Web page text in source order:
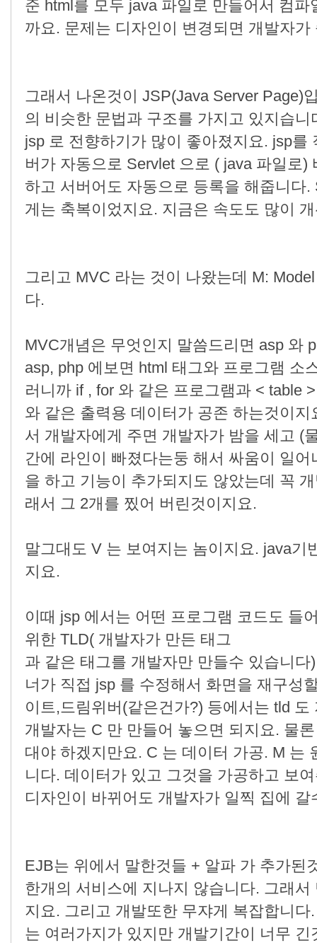
준 html를 모두 java 파일로 만들어서 컴
까요. 문제는 디자인이 변경되면 개발자가
그래서 나온것이 JSP(Java Server Page)
의 비슷한 문법과 구조를 가지고 있지습
jsp 로 전향하기가 많이 좋아졌지요. jsp를
버가 자동으로 Servlet 으로 ( java 파일로)
하고 서버어도 자동으로 등록을 해줍니다
게는 축복이었지요. 지금은 속도도 많이
그리고 MVC 라는 것이 나왔는데 M:
다.
MVC개념은 무엇인지 말씀드리면 asp 와
asp, php 에보면 html 태그와 프로그램 소
러니까 if , for 와 같은 프로그램과 < table
와 같은 출력용 데이터가 공존 하는것이
서 개발자에게 주면 개발자가 밤을 세고 (
간에 라인이 빠졌다는둥 해서 싸움이 일
을 하고 기능이 추가되지도 않았는데 꼭
래서 그 2개를 찠어 버린것이지요.
말그대도 V 는 보여지는 놈이지요. java기
지요.
이때 jsp 에서는 어떤 프로그램 코드도 들
위한 TLD( 개발자가 만든 태그
과 같은 태그를 개발자만 만들수 있습니
너가 직접 jsp 를 수정해서 화면을 재구성
이트,드림위버(같은건가?) 등에서는 tld
개발자는 C 만 만들어 놓으면 되지요. 물
대야 하겠지만요. C 는 데이터 가공. M 는
니다. 데이터가 있고 그것을 가공하고 보
디자인이 바뀌어도 개발자가 일찍 집에
EJB는 위에서 말한것들 + 알파 가 추가된
한개의 서비스에 지나지 않습니다. 그래
지요. 그리고 개발또한 무쟈게 복잡합니
는 여러가지가 있지만 개발기간이 너무